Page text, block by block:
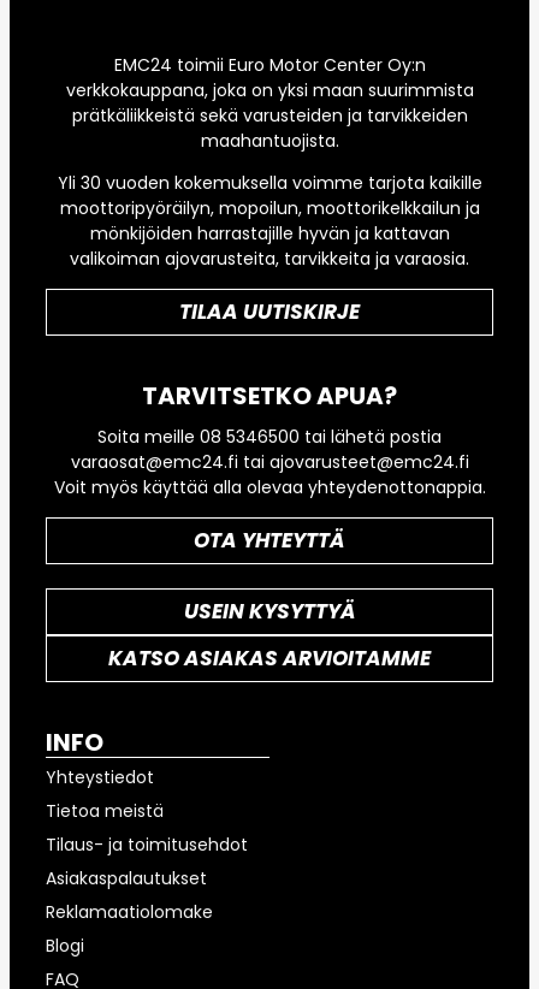
EMC24 toimii Euro Motor Center Oy:n
verkkokauppana, joka on yksi maan suurimmista
prätkäliikkeistä sekä varusteiden ja tarvikkeiden
maahantuojista.
Yli 30 vuoden kokemuksella voimme tarjota kaikille
moottoripyöräilyn, mopoilun, moottorikelkkailun ja
mönkijöiden harrastajille hyvän ja kattavan
valikoiman ajovarusteita, tarvikkeita ja varaosia.
TILAA UUTISKIRJE
TARVITSETKO APUA?
Soita meille 08 5346500 tai lähetä postia
varaosat@emc24.fi tai ajovarusteet@emc24.fi
Voit myös käyttää alla olevaa yhteydenottonappia.
OTA YHTEYTTÄ
USEIN KYSYTTYÄ
KATSO ASIAKAS ARVIOITAMME
INFO
Yhteystiedot
Tietoa meistä
Tilaus- ja toimitusehdot
Asiakaspalautukset
Reklamaatiolomake
Blogi
FAQ